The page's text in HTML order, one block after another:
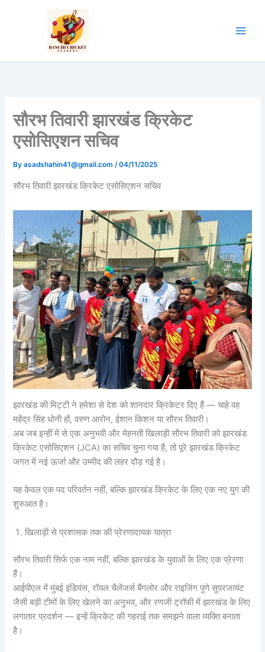
सौरभ तिवारी झारखंड क्रिकेट
एसोसिएशन सचिव
Byasadshahin41@gmail.com/04/11/2025
सौरभ तिवारी झारखंड क्रिकेट एसोसिएशन सचिव
झारखंड की मिट्टी ने हमेशा से देश को शानदार क्रिकेटर दिए हैं — चाहे वह
महेंद्र सिंह धोनी हों, वरुण आरोन, ईशान किशन या सौरभ तिवारी।
अब जब इन्हीं में से एक अनुभवी और मेहनती खिलाड़ी सौरभ तिवारी को झारखंड
क्रिकेट एसोसिएशन (JCA) का सचिव चुना गया है, तो पूरे झारखंड क्रिकेट
जगत में नई ऊर्जा और उम्मीद की लहर दौड़ गई है।
यह केवल एक पद परिवर्तन नहीं, बल्कि झारखंड क्रिकेट के लिए एक नए युग की
शुरुआत है।
खिलाड़ी से प्रशासक तक की प्रेरणादायक यात्रा
सौरभ तिवारी सिर्फ एक नाम नहीं, बल्कि झारखंड के युवाओं के लिए एक प्रेरणा
हैं।
आईपीएल में मुंबई इंडियंस, रॉयल चैलेंजर्स बैंगलोर और राइजिंग पुणे सुपरजायंट
जैसी बड़ी टीमों के लिए खेलने का अनुभव, और रणजी ट्रॉफी में झारखंड के लिए
लगातार प्रदर्शन — इन्हें क्रिकेट की गहराई तक समझने वाला व्यक्ति बनाता
है।